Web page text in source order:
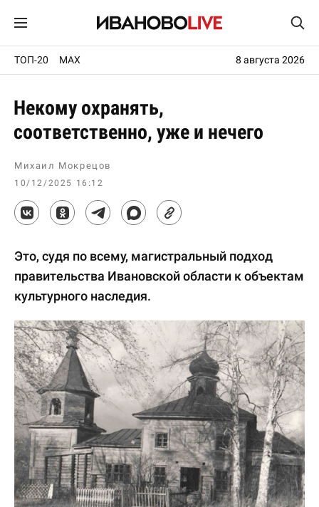
ТОП-20 MAX 8 августа 2026
Некому охранять,
соответственно, уже и нечего
Михаил Мокрецов
10/12/2025 16:12
Это, судя по всему, магистральный подход
правительства Ивановской области к объектам
культурного наследия.